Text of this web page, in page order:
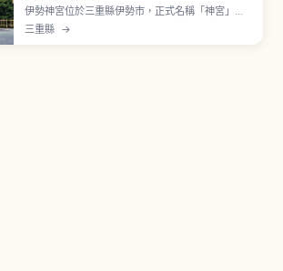
伊勢神宮位於三重縣伊勢市，正式名稱「神宮」，
是受日本全國特別崇敬的神社。以祭祀天照大御神
的內宮（皇大神宮）與祭祀豐受大御神的外宮（豐
三重縣 →